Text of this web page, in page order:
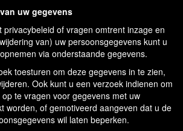
uw gegevens
privacybeleid of vragen omtrent inzage en
van) uw persoonsgegevens kunt u
via onderstaande gegevens.
toesturen om deze gegevens in te zien,
Ook kunt u een verzoek indienen om
te vragen voor gegevens met uw
worden, of gemotiveerd aangeven dat u de
wil laten beperken.